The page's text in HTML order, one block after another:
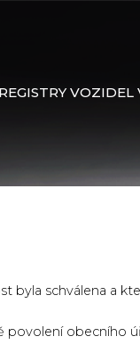
REGISTRY VOZIDEL
byla schválena a
obecního